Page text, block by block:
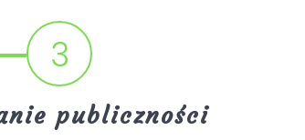
3
publiczności